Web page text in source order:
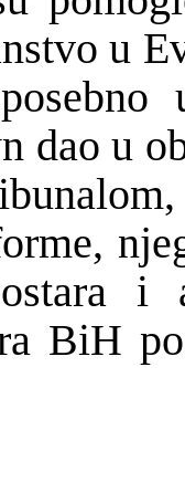
u
dao u
i
BiH